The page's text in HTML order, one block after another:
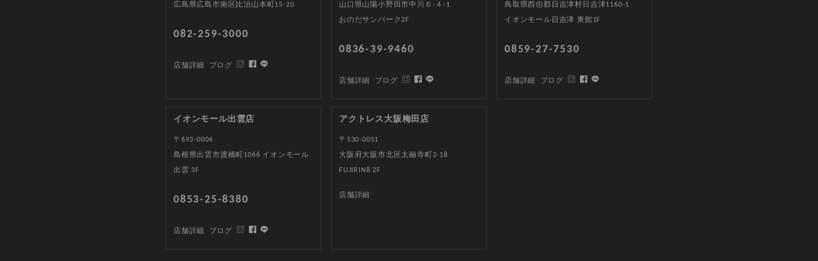
広島県広島市南区比治山本町15-20
082-259-3000
店舗詳細 ブログ
山口県山陽小野田市中川６-４-1
おのだサンパーク2F
0836-39-9460
店舗詳細 ブログ
鳥取県西伯郡日吉津村日吉津1160-1
イオンモール日吉津 東館1F
0859-27-7530
店舗詳細 ブログ
イオンモール出雲店
〒693-0004
島根県出雲市渡橋町1066 イオンモール
出雲 3F
0853-25-8380
店舗詳細 ブログ
アクトレス大阪梅田店
〒530-0051
大阪府大阪市北区太融寺町2-18
FUJIRIN8 2F
店舗詳細